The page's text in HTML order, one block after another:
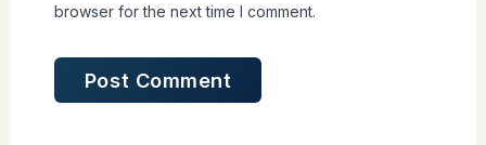
browser for the next time I comment.